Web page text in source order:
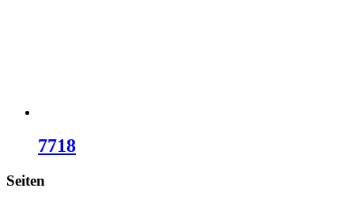
7718
Seiten